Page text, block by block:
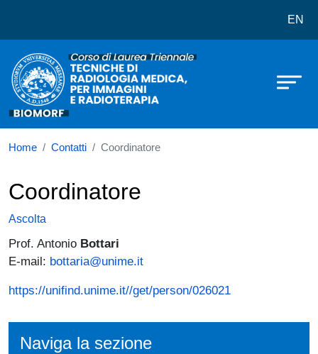
Corso di laurea in Tecniche di EN
Home Contatti Coordinatore
Coordinatore
Ascolta
Prof. Antonio Bottari
E-mail: bottaria@unime.it
https://unifind.unime.it//get/person/026021
Naviga la sezione